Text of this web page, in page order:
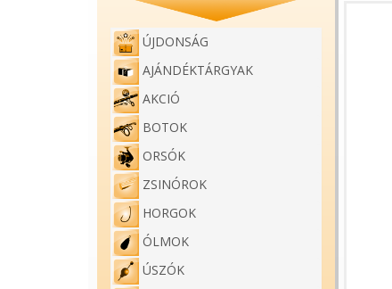
ÚJDONSÁG
AJÁNDÉKTÁRGYAK
AKCIÓ
BOTOK
ORSÓK
ZSINÓROK
HORGOK
ÓLMOK
ÚSZÓK